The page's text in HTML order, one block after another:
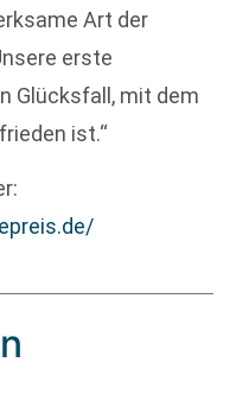
Art der
erste
Glücksfall, mit dem
ist.“